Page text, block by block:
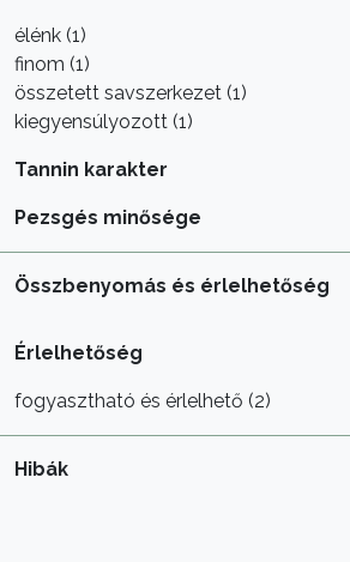
élénk (1)
finom (1)
összetett savszerkezet (1)
kiegyensúlyozott (1)
Tannin karakter
Pezsgés minősége
Összbenyomás és érlelhetőség
Érlelhetőség
fogyasztható és érlelhető (2)
Hibák